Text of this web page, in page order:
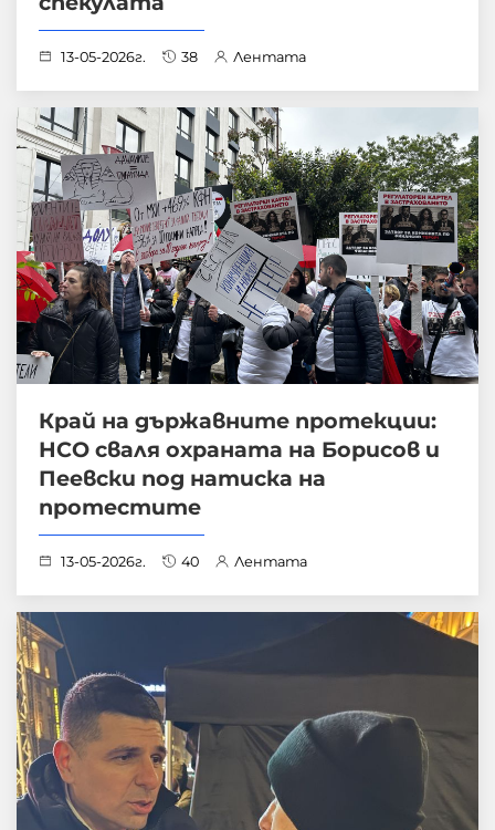
13-05-2026г. 38 Лентата
Край на държавните протекции:
НСО сваля охраната на Борисов и
Пеевски под натиска на
протестите
13-05-2026г. 40 Лентата